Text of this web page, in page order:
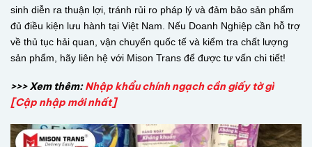
sinh diễn ra thuận lợi, tránh rủi ro pháp lý và đảm bảo sản phẩm
đủ điều kiện lưu hành tại Việt Nam. Nếu Doanh Nghiệp cần hỗ trợ
về thủ tục hải quan, vận chuyển quốc tế và kiểm tra chất lượng
sản phẩm, hãy liên hệ với Mison Trans để được tư vấn chi tiết!
>>> Xem thêm:Nhập khẩu chính ngạch cần giấy tờ gì
[Cập nhập mới nhất]